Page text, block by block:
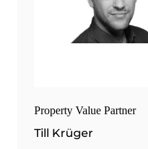
Property Value Partner
Till Krüger